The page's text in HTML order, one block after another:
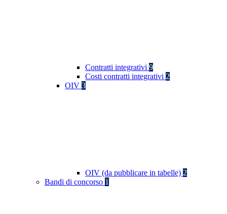
Contratti integrativi 9
Costi contratti integrativi 2
OIV 3
OIV (da pubblicare in tabelle) 2
Bandi di concorso 1